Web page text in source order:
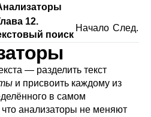
12.
поиск
Начало След.
— разделить текст
и присвоить каждому из
в самом
что анализаторы не меняют